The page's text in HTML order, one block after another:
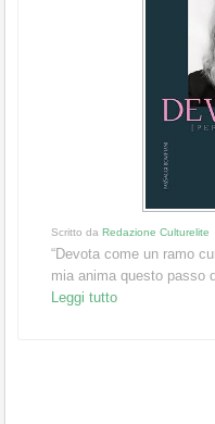
Scritto da Redazione Culturelite
“Devota come un ramo
mia anima questo passo
Leggi tutto